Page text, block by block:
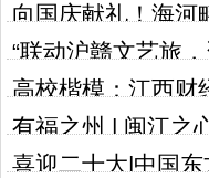
向国庆献礼！海河
“联动沪赣文艺旅
文化和旅游分会成
高校楷模：江西财
有福之州 | 闽江之
喜迎二十大|中国